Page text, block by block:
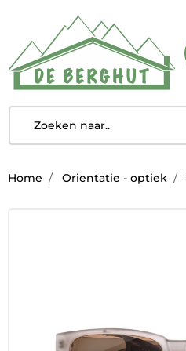
Home Orientatie - optiek